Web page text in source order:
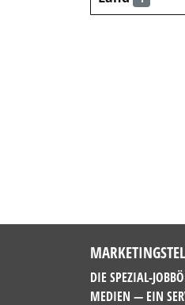
DIE SPEZIAL-
MEDIEN — EIN